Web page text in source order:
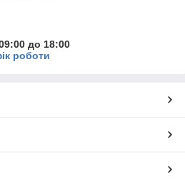
до 18:00
роботи